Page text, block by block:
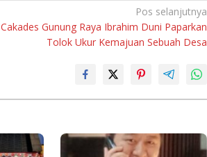
Pos selanjutnya
Cakades Gunung Raya Ibrahim Duni Paparkan
Tolok Ukur Kemajuan Sebuah Desa